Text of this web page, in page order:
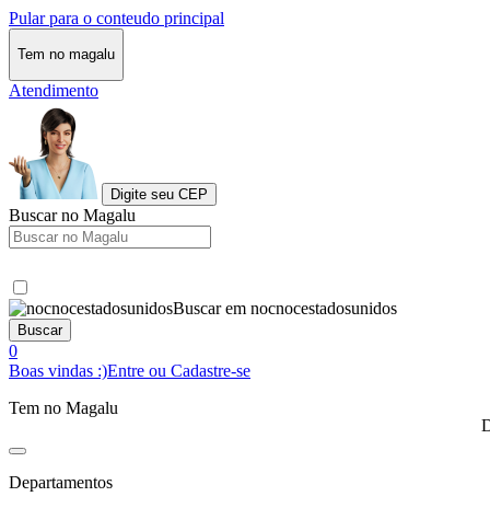
Pular para o conteudo principal
Tem no magalu
Atendimento
Digite seu CEP
Buscar no Magalu
Buscar em nocnocestadosunidos
Buscar
0
Boas vindas :)Entre ou Cadastre-se
Tem no Magalu
Departamentos